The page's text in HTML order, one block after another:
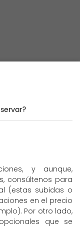
y aunque,
consúltenos para
(estas subidas o
en el precio
Por otro lado,
que se